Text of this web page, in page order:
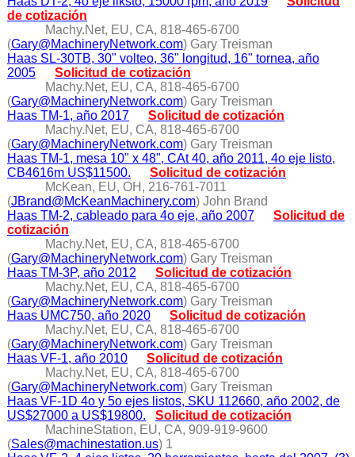
de cotización
Machy.Net, EU, CA, 818-465-6700
(Gary@MachineryNetwork.com) Gary Treisman
Haas SL-30TB, 30" volteo, 36" longitud, 16" tornea, año
2005
Solicitud de cotización
Machy.Net, EU, CA, 818-465-6700
(Gary@MachineryNetwork.com) Gary Treisman
Haas TM-1, año 2017
Solicitud de cotización
Machy.Net, EU, CA, 818-465-6700
(Gary@MachineryNetwork.com) Gary Treisman
Haas TM-1, mesa 10" x 48", CAt 40, año 2011, 4o eje listo,
CB4616m US$11500.
Solicitud de cotización
McKean, EU, OH, 216-761-7011
(JBrand@McKeanMachinery.com) John Brand
Haas TM-2, cableado para 4o eje, año 2007
Solicitud de
cotización
Machy.Net, EU, CA, 818-465-6700
(Gary@MachineryNetwork.com) Gary Treisman
Haas TM-3P, año 2012
Solicitud de cotización
Machy.Net, EU, CA, 818-465-6700
(Gary@MachineryNetwork.com) Gary Treisman
Haas UMC750, año 2020
Solicitud de cotización
Machy.Net, EU, CA, 818-465-6700
(Gary@MachineryNetwork.com) Gary Treisman
Haas VF-1, año 2010
Solicitud de cotización
Machy.Net, EU, CA, 818-465-6700
(Gary@MachineryNetwork.com) Gary Treisman
Haas VF-1D 4o y 5o ejes listos, SKU 112660, año 2002, de
US$27000 a US$19800.
Solicitud de cotización
MachineStation, EU, CA, 909-919-9600
(Sales@machinestation.us) 1